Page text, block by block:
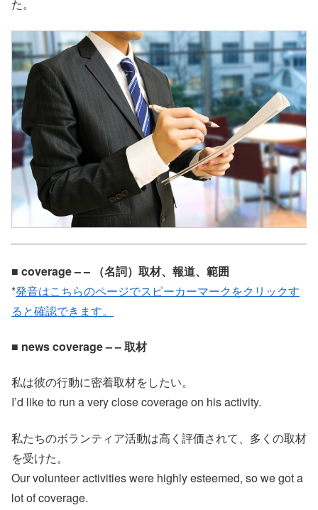
た。
■ coverage – – （名詞）取材、報道、範囲
*発音はこちらのページでスピーカーマークをクリックす
ると確認できます。
■ news coverage – – 取材
私は彼の行動に密着取材をしたい。
I’d like to run a very close coverage on his activity.
私たちのボランティア活動は高く評価されて、多くの取材
を受けた。
Our volunteer activities were highly esteemed, so we got a
lot of coverage.